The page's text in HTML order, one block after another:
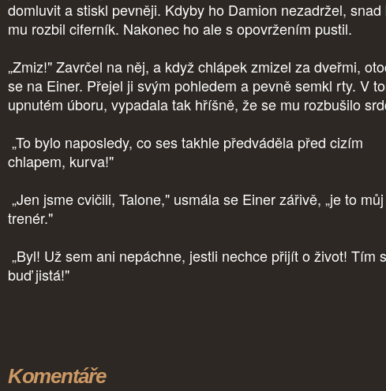
domluvit a stiskl pevněji. Kdyby ho Damion nezadržel, snad
mu rozbil ciferník. Nakonec ho ale s opovržením pustil.
„Zmiz!" Zavrčel na něj, a když chlápek zmizel za dveřmi,
se na Einer. Přejel ji svým pohledem a pevně semkl rty. V
upnutém úboru, vypadala tak hříšně, že se mu rozbušilo
„To bylo naposledy, co ses takhle předváděla před cizím
chlapem, kurva!"
„Jen jsme cvičili, Talone," usmála se Einer zářivě, „je to můj
trenér."
„Byl! Už sem ani nepáchne, jestli nechce přijít o život! Tím
buď jistá!"
Komentáře